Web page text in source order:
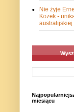
Nie żyje
Kozek -
australijskiej
miesiącu